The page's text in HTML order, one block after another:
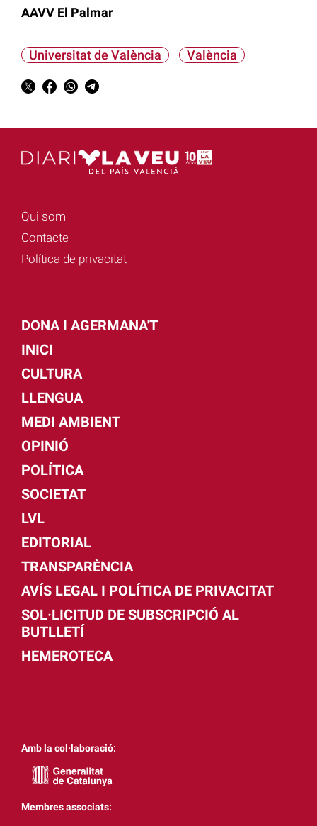
AAVV El Palmar
Universitat de València València
Qui som
Contacte
Política de privacitat
DONA I AGERMANA'T
INICI
CULTURA
LLENGUA
MEDI AMBIENT
OPINIÓ
POLÍTICA
SOCIETAT
LVL
EDITORIAL
TRANSPARÈNCIA
AVÍS LEGAL I POLÍTICA DE PRIVACITAT
SOL·LICITUD DE SUBSCRIPCIÓ AL
BUTLLETÍ
HEMEROTECA
Amb la col·laboració:
Membres associats: